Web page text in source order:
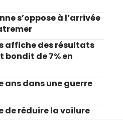
s’oppose à l’arrivée
affiche des résultats
bondit de 7% en
ans dans une guerre
de réduire la voilure